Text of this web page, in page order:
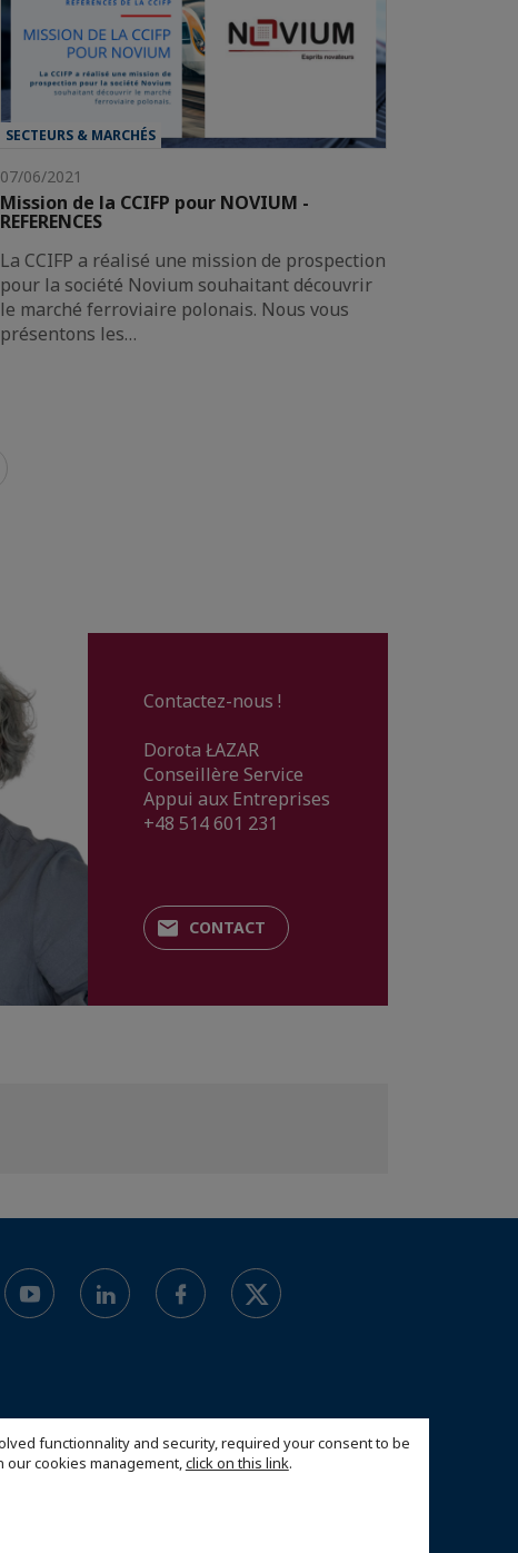
functionnality and security, required your consent to be
our cookies management,click on this link.
SECTEURS & MARCHÉS
07/06/2021
Mission de la CCIFP pour NOVIUM -
REFERENCES
La CCIFP a réalisé une mission de prospection
pour la société Novium souhaitant découvrir
le marché ferroviaire polonais. Nous vous
présentons les…
Contactez-nous !
Dorota ŁAZAR
Conseillère Service
Appui aux Entreprises
+48 514 601 231
CONTACT